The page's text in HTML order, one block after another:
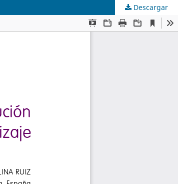
Descargar